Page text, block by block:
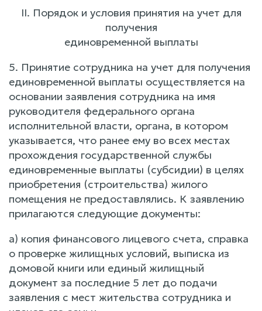
II. Порядок и условия принятия на учет для
получения
единовременной выплаты
5. Принятие сотрудника на учет для получения
единовременной выплаты осуществляется на
основании заявления сотрудника на имя
руководителя федерального органа
исполнительной власти, органа, в котором
указывается, что ранее ему во всех местах
прохождения государственной службы
единовременные выплаты (субсидии) в целях
приобретения (строительства) жилого
помещения не предоставлялись. К заявлению
прилагаются следующие документы:
а) копия финансового лицевого счета, справка
о проверке жилищных условий, выписка из
домовой книги или единый жилищный
документ за последние 5 лет до подачи
заявления с мест жительства сотрудника и